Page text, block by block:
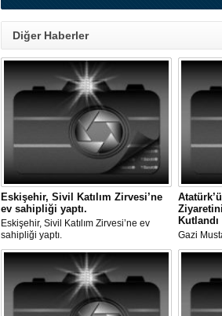
Diğer Haberler
Eskişehir, Sivil Katılım Zirvesi’ne
ev sahipliği yaptı.
Eskişehir, Sivil Katılım Zirvesi’ne ev
sahipliği yaptı.
Kutlandı
Gazi
Törenle